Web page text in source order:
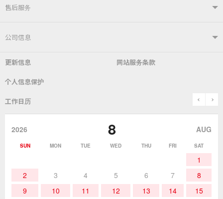
产品信息TOP
自动焊接系统
自动送锡装置 焊嘴温度计／电烙铁综合测试仪
作业用材料 热加工
作业辅助工具
售后服务
售后服务TOP
常见问题 综合目录
公司信息
公司简介 社长致辞
更新信息 网站服务条款
个人信息保护
工作日历 prev
2026 8 AUG
SUN MON TUE WED THU FRI SAT
1
2
3 4 5 6 7
8
9
10 11 12 13 14
15